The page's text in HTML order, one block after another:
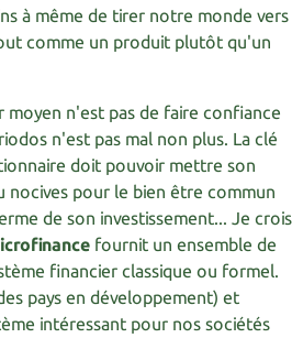
à même de tirer notre monde vers
comme un produit plutôt qu'un
moyen n'est pas de faire confiance
n'est pas mal non plus. La clé
doit pouvoir mettre son
nocives pour le bien être commun
de son investissement... Je crois
fournit un ensemble de
financier classique ou formel.
pays en développement) et
intéressant pour nos sociétés